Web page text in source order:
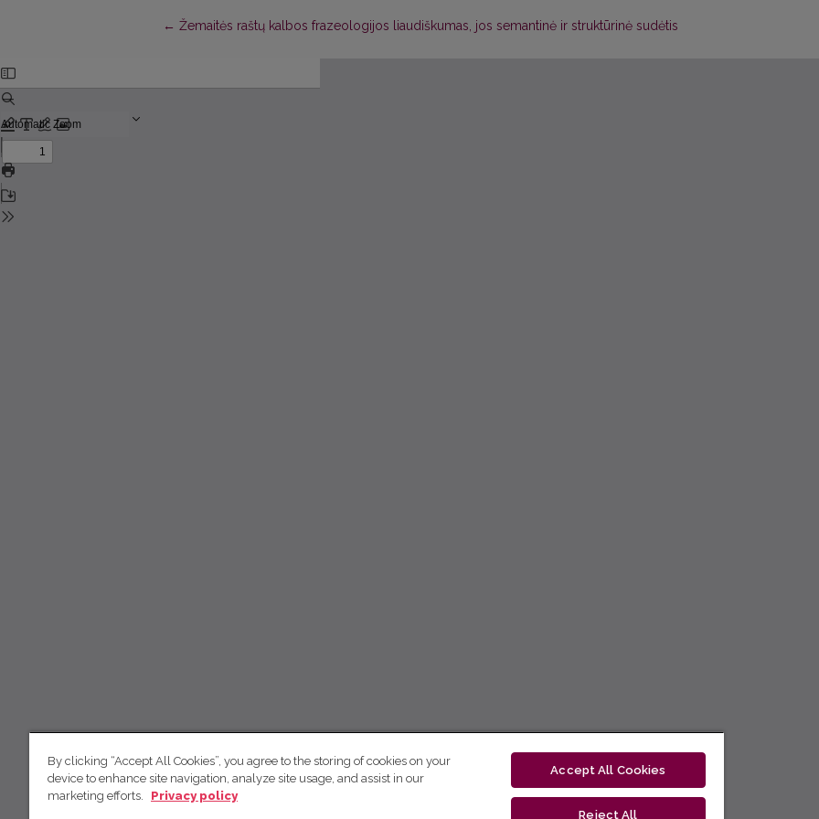
← Return to Article Details
Žemaitės raštų kalbos frazeologijos liaudiškumas, jos semantinė ir struktūrinė sudėtis
By clicking “Accept All Cookies”, you agree to the storing of cookies on your
device to enhance site navigation, analyze site usage, and assist in our
marketing efforts.
Privacy policy
Accept All Cookies
Reject All